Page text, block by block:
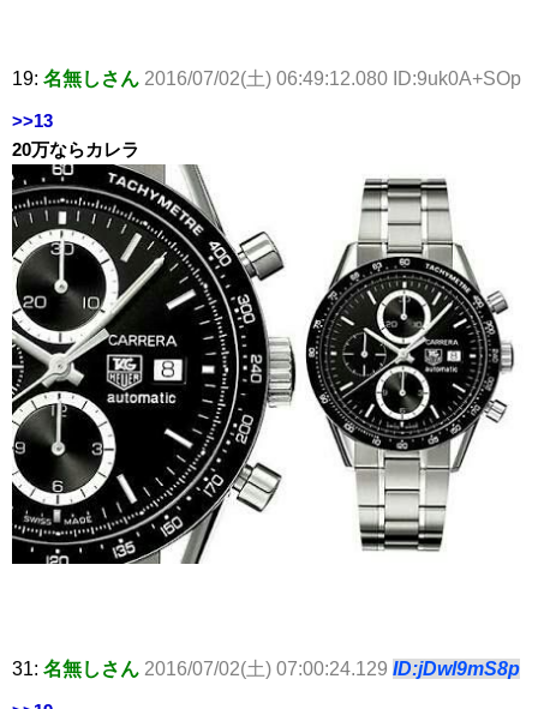
19: 名無しさん 2016/07/02(土) 06:49:12.080 ID:9uk0A+SOp
>>13
20万ならカレラ
31: 名無しさん 2016/07/02(土) 07:00:24.129 ID:jDwl9mS8p